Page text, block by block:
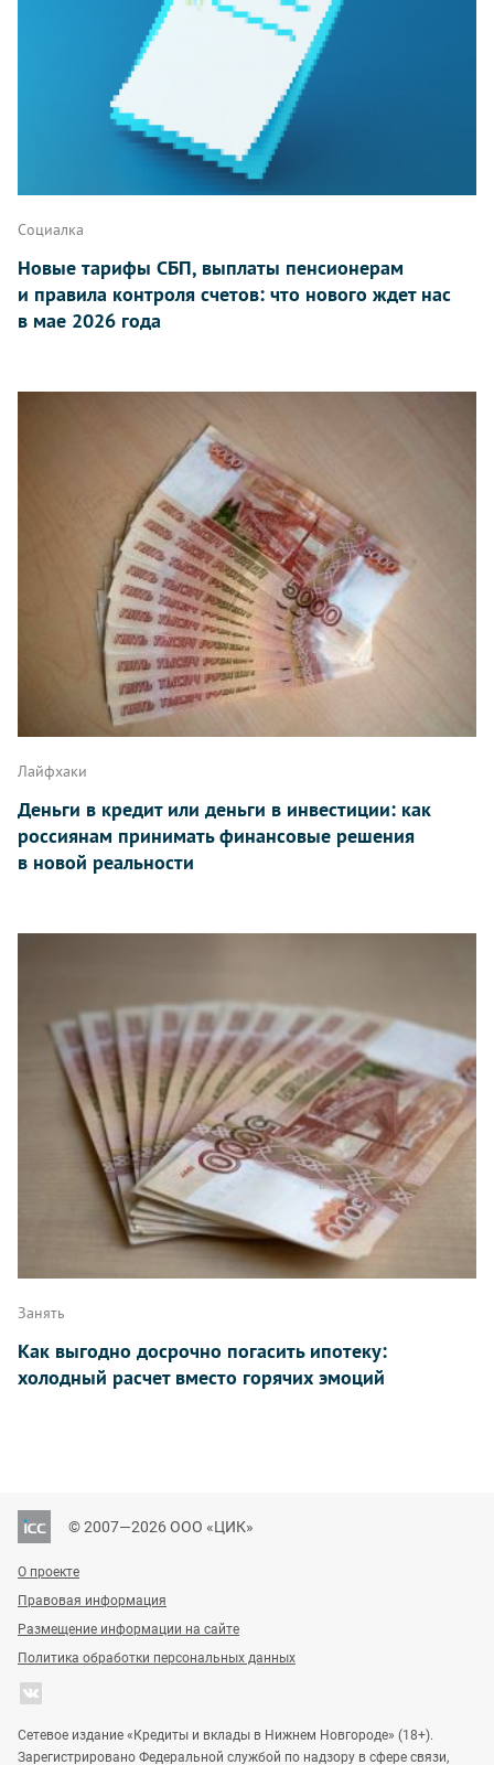
Социалка
Новые тарифы СБП, выплаты пенсионерам
и правила контроля счетов: что нового ждет нас
в мае 2026 года
Лайфхаки
Деньги в кредит или деньги в инвестиции: как
россиянам принимать финансовые решения
в новой реальности
Занять
Как выгодно досрочно погасить ипотеку:
холодный расчет вместо горячих эмоций
© 2007—2026 ООО «ЦИК»
О проекте
Правовая информация
Размещение информации на сайте
Политика обработки персональных данных
Сетевое издание «Кредиты и вклады в Нижнем Новгороде» (18+).
Зарегистрировано Федеральной службой по надзору в сфере связи,